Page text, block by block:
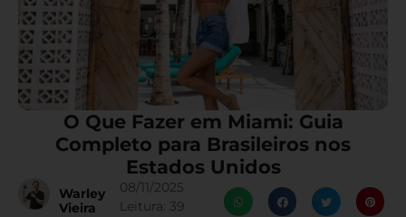
O Que Fazer em Miami: Guia
Completo para Brasileiros nos
Estados Unidos
Warley
Vieira
08/11/2025
Leitura: 39